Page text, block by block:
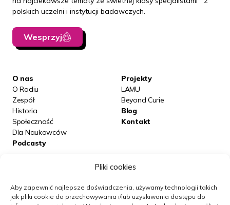
Pliki cookies
Aby zapewnić najlepsze doświadczenia, używamy technologii takich
jak pliki cookie do przechowywania i/lub uzyskiwania dostępu do
polskich uczelni i instytucji badawczych.
Wesprzyj
O nas
O Radiu
Zespół
Historia
Społeczność
Dla Naukowców
Podcasty
Projekty
LAMU
Beyond Curie
Blog
Kontakt